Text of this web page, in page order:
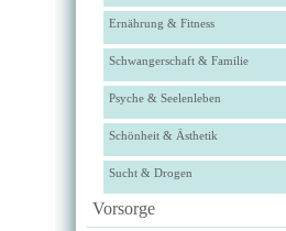
Ernährung & Fitness
Schwangerschaft & Familie
Psyche & Seelenleben
Schönheit & Ästhetik
Sucht & Drogen
Vorsorge